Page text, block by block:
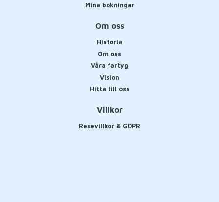
Mina bokningar
Om oss
Historia
Om oss
Våra fartyg
Vision
Hitta till oss
Villkor
Resevillkor & GDPR